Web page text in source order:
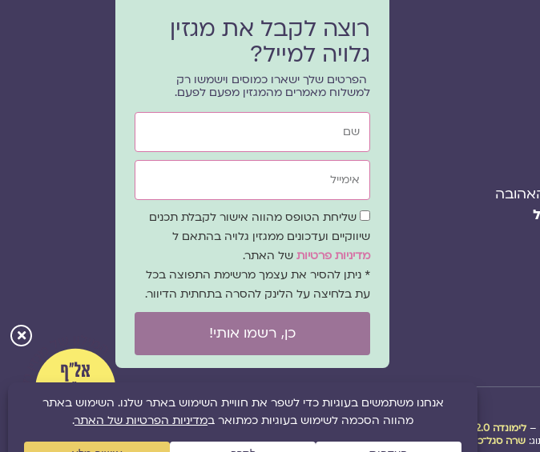
רוצה לקבל את מגזין
גלויה למייל?
הפרטים שלך ישארו כמוסים וישמשו רק
למשלוח מאמרים מהמגזין מפעם לפעם.
שם
אימייל
שדה
הסכמה
שליחת הטופס מהווה אישור לקבלת תכנים
שיווקיים ועדכונים ממגזין גלויה בהתאם ל
מדיניות פרטיות של האתר.
* ניתן להסיר את עצמך מרשימת התפוצה בכל
עת בלחיצה על הלינק להסרה בתחתית הדיוור.
כן, רשמו אותי!
– לימונדה 2.0
סטודיו נופר דסקל
שרה סגל־כץ לימונדה 2.0 (2020-2026) מפת אתר|תקנון אתר|מדיניות פרטיות|